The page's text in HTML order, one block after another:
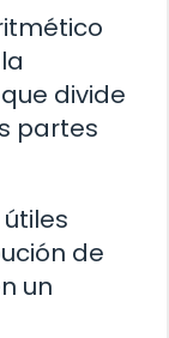
divide
partes
de
un